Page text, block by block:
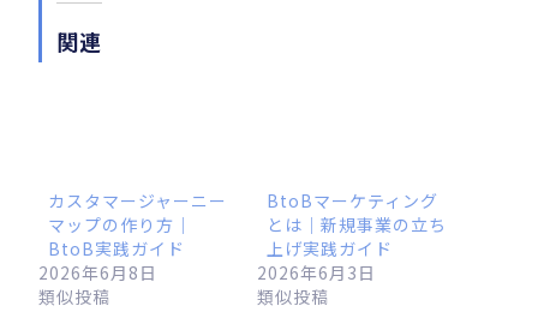
関連
カスタマージャーニー
マップの作り方｜
BtoB実践ガイド
2026年6月8日
類似投稿
BtoBマーケティング
とは｜新規事業の立ち
上げ実践ガイド
2026年6月3日
類似投稿